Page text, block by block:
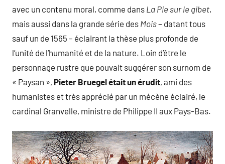
avec un contenu moral, comme dans La Pie sur le gibet,
mais aussi dans la grande série des Mois– datant tous
sauf un de 1565 – éclairant la thèse plus profonde de
l’unité de l’humanité et de la nature. Loin d’être le
personnage rustre que pouvait suggérer son surnom de
« Paysan », Pieter Bruegel était un érudit, ami des
humanistes et très apprécié par un mécène éclairé, le
cardinal Granvelle, ministre de Philippe II aux Pays-Bas.